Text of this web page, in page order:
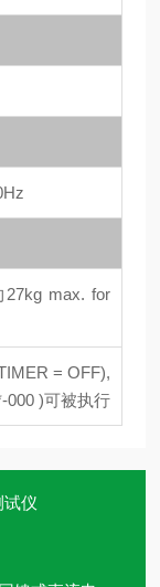
max. for
= OFF),
000 )可被执行
试仪